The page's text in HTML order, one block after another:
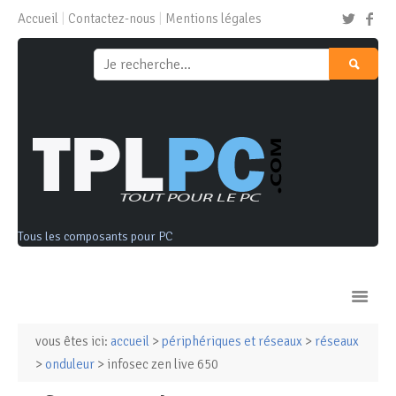
Accueil Contactez-nous Mentions légales
Tous les composants pour PC
Ordinateurs & Tablettes
vous êtes ici: accueil > périphériques et réseaux > réseaux
> onduleur > infosec zen live 650